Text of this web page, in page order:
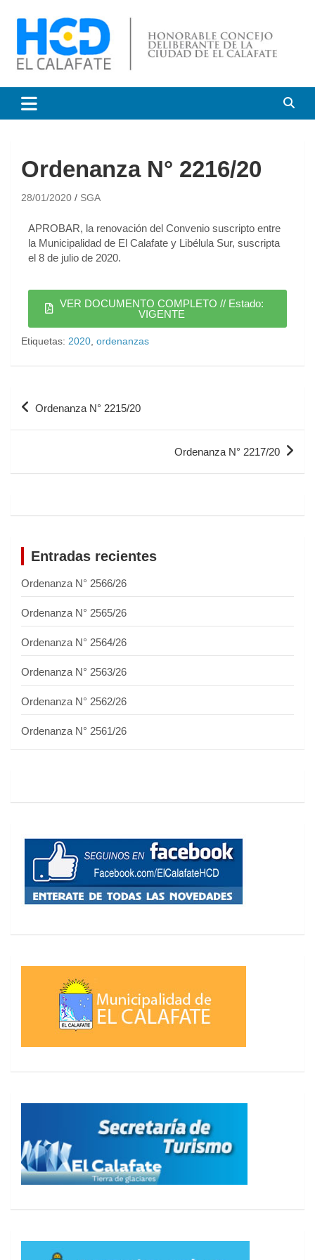
Honorable Concejo
Deliberante de El Calafate
Ordenanza N° 2216/20
28/01/2020 SGA
APROBAR, la renovación del Convenio suscripto entre
la Municipalidad de El Calafate y Libélula Sur, suscripta
el 8 de julio de 2020.
VER DOCUMENTO COMPLETO // Estado:
VIGENTE
Etiquetas: 2020 ordenanzas
Ordenanza N° 2215/20
Ordenanza N° 2217/20
Entradas recientes
Ordenanza N° 2566/26
Ordenanza N° 2565/26
Ordenanza N° 2564/26
Ordenanza N° 2563/26
Ordenanza N° 2562/26
Ordenanza N° 2561/26